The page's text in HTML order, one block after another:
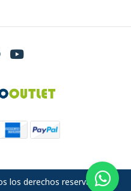
los derechos reservados.